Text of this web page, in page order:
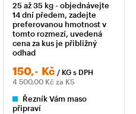
25 až 35 kg - objednávejte
14 dní předem, zadejte
preferovanou hmotnost v
tomto rozmezí, uvedená
cena za kus je přibližný
odhad
150,- Kč / KG s DPH
4 500,00 Kč za KS
Řezník Vám maso
připraví